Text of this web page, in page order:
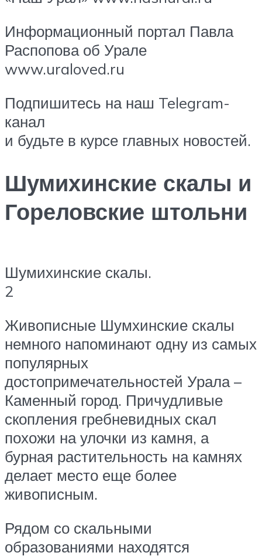
Информационный портал Павла
Распопова об Урале
www.uraloved.ru
Подпишитесь на наш Telegram-
канал
и будьте в курсе главных новостей.
Шумихинские скалы и
Гореловские штольни
Шумихинские скалы.
2
Живописные Шумхинские скалы
немного напоминают одну из самых
популярных
достопримечательностей Урала –
Каменный город. Причудливые
скопления гребневидных скал
похожи на улочки из камня, а
бурная растительность на камнях
делает место еще более
живописным.
Рядом со скальными
образованиями находятся